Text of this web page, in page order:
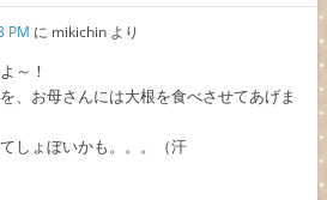
PM に mikichin より
～！
、お母さんには大根を食べさせてあげま
しょぼいかも。。。（汗